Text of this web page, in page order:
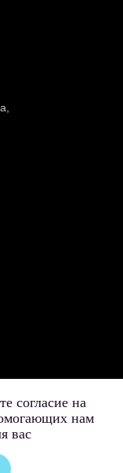
согласие на
нам
вас